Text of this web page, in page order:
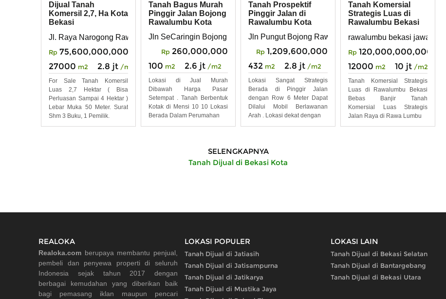
Dijual Tanah
Komersil 2,7, Ha Kota
Bekasi
Jl. Raya Narogong Rawalumbu Kota Bekasi
Rp 75,600,000,000
27000 m2 2.8 jt /m2
For Sale Tanah Komersil
Luas 2,7 Hektar ( Bisa
Perluasan Sampai 4 Hektar )
Lebar Muka 50 Meter. Surat
Shm 3 Buku, 1 Pemilik.
Tanah Bagus Murah
Pinggir Jalan Bojong
Rawalumbu Kota
Jln SeCaringin Bojong Rawalumbu kota Bekasi
Rp 260,000,000
100 m2 2.6 jt /m2
Lokasi di Jual Murah
Dibawah Harga Pasar
Setempat . Tanah Berbentuk
Kotak di Mensi 10 10 Lokasi
Berada Dalam Perumahan
Tanah Prospektif
Pinggir Jalan di
Rawalumbu Kota
Jln Pungut Bojong Rawalumbu Kota Bekasi
Rp 1,209,600,000
432 m2 2.8 jt /m2
Lokasi Sangat Strategis
Berada di Pinggir Jalan
dengan Row 6 Meter Dapat
Dilalui Mobil Berlawanan
Arah . Lokasi dekat dengan
Tanah Komersial
Strategis Luas di
Rawalumbu Bekasi
rawalumbu bekasi jawa barat
Rp 120,000,000,000
12000 m2 10 jt /m2
Tanah Komersial Strategis
Luas di Rawalumbu Bekasi
Bebas Banjir Tanah
Komersial Luas Strategis
Jalan Raya di Rawa Lumbu
SELENGKAPNYA
Tanah Dijual di Bekasi Kota
REALOKA
Realoka.com berupaya membantu penjual,
pembeli dan penyewa properti di seluruh
Indonesia sejak tahun 2017 dengan
berbagai kemudahan yang diberikan baik
bagi pemasang iklan maupun pencari
LOKASI POPULER
Tanah Dijual di Jatiasih
Tanah Dijual di Jatisampurna
Tanah Dijual di Jatikarya
Tanah Dijual di Mustika Jaya
LOKASI LAIN
Tanah Dijual di Bekasi Selatan
Tanah Dijual di Bantargebang
Tanah Dijual di Bekasi Utara